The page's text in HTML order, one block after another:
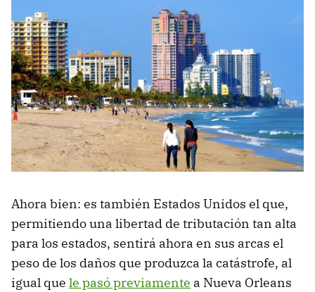
Ahora bien: es también Estados Unidos el que,
permitiendo una libertad de tributación tan alta
para los estados, sentirá ahora en sus arcas el
peso de los daños que produzca la catástrofe, al
igual que le pasó previamente a Nueva Orleans